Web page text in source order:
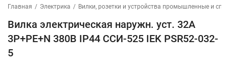
Главная / Электрика / Вилки, розетки и устройства промышленные и
Вилка электрическая наружн. уст. 32А
3P+PE+N 380В IP44 ССИ-525 IEK PSR52-032-
5